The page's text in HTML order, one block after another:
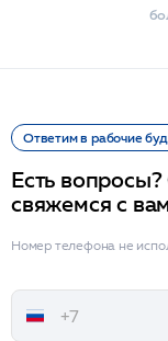
Ответим в рабочие
Есть
свяжемся с
Номер телефона не